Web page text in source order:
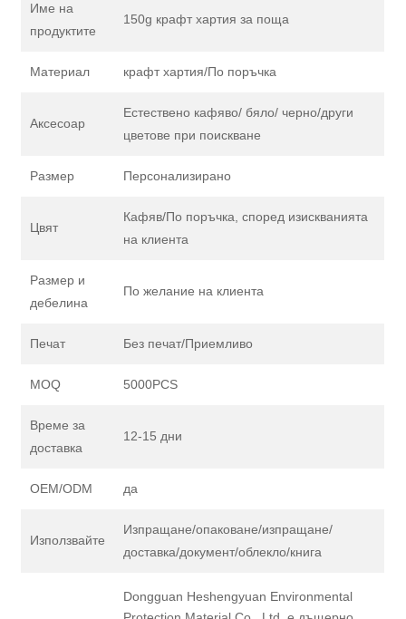
Име на
продуктите
150g крафт хартия за поща
Материал крафт хартия/По поръчка
Аксесоар
Естествено кафяво/ бяло/ черно/други
цветове при поискване
Размер Персонализирано
Цвят
Кафяв/По поръчка, според изискванията
на клиента
Размер и
дебелина
По желание на клиента
Печат Без печат/Приемливо
MOQ 5000PCS
Време за
доставка
12-15 дни
OEM/ODM да
Използвайте
Изпращане/опаковане/изпращане/
доставка/документ/облекло/книга
Dongguan Heshengyuan Environmental